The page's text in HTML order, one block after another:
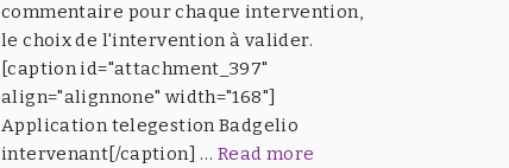
commentaire pour chaque intervention,
le choix de l'intervention à valider.
[caption id="attachment_397"
align="alignnone" width="168"]
Application telegestion Badgelio
intervenant[/caption] … Read more